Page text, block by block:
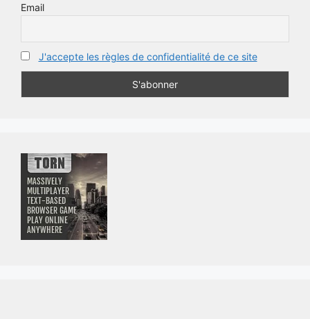
Email
J'accepte les règles de confidentialité de ce site